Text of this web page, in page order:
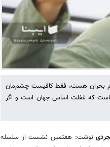
بحران هست، فقط کافیست چشم‌مان
که غفلت اساس جهان است و اگر
نوشت: هفتمین نشست از سلسله